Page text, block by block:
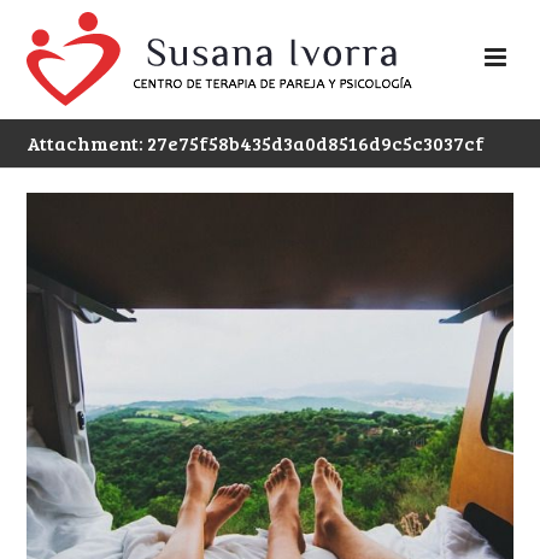
Attachment: 27e75f58b435d3a0d8516d9c5c3037cf